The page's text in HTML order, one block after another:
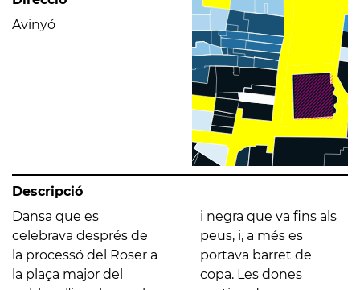
Avinyó
Descripció
Dansa que es
celebrava després de
la processó del Roser a
la plaça major del
i negra que va fins als
peus, i, a més es
portava barret de
copa. Les dones